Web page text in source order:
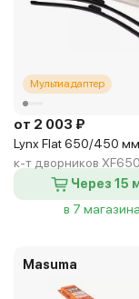
Мультиадаптер
от 2 003 ₽
Lynx Flat 650/450 мм
к-т дворников
Через 15
в 7
Masuma